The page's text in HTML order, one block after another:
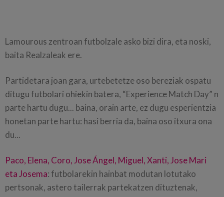
Lamourous zentroan futbolzale asko bizi dira, eta noski,
baita Realzaleak ere.
Partidetara joan gara, urtebetetze oso bereziak ospatu
ditugu futbolari ohiekin batera, “Experience Match Day” n
parte hartu dugu... baina, orain arte, ez dugu esperientzia
honetan parte hartu: hasi berria da, baina oso itxura ona
du...
Paco, Elena, Coro, Jose Ángel, Miguel, Xanti, Jose Mari
eta Josema: futbolarekin hainbat modutan lotutako
pertsonak, astero tailerrak partekatzen dituztenak,